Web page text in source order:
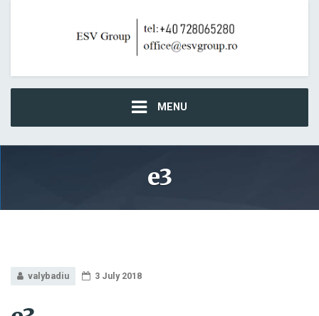
MENU
e3
valybadiu 3 July 2018